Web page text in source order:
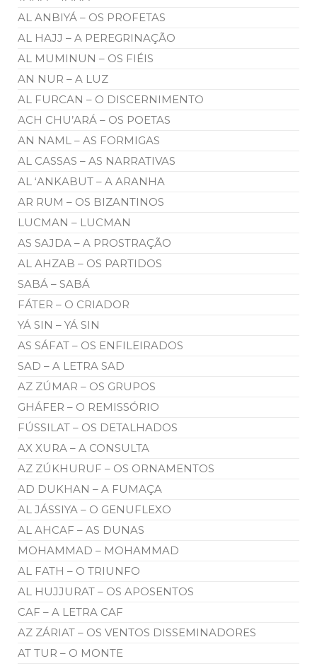
AL ANBIYÁ – OS PROFETAS
AL HAJJ – A PEREGRINAÇÃO
AL MUMINUN – OS FIÉIS
AN NUR – A LUZ
AL FURCAN – O DISCERNIMENTO
ACH CHU’ARÁ – OS POETAS
AN NAML – AS FORMIGAS
AL CASSAS – AS NARRATIVAS
AL ‘ANKABUT – A ARANHA
AR RUM – OS BIZANTINOS
LUCMAN – LUCMAN
AS SAJDA – A PROSTRAÇÃO
AL AHZAB – OS PARTIDOS
SABÁ – SABÁ
FÁTER – O CRIADOR
YÁ SIN – YÁ SIN
AS SÁFAT – OS ENFILEIRADOS
SAD – A LETRA SAD
AZ ZÚMAR – OS GRUPOS
GHÁFER – O REMISSÓRIO
FÚSSILAT – OS DETALHADOS
AX XURA – A CONSULTA
AZ ZÚKHURUF – OS ORNAMENTOS
AD DUKHAN – A FUMAÇA
AL JÁSSIYA – O GENUFLEXO
AL AHCAF – AS DUNAS
MOHAMMAD – MOHAMMAD
AL FATH – O TRIUNFO
AL HUJJURAT – OS APOSENTOS
CAF – A LETRA CAF
AZ ZÁRIAT – OS VENTOS DISSEMINADORES
AT TUR – O MONTE